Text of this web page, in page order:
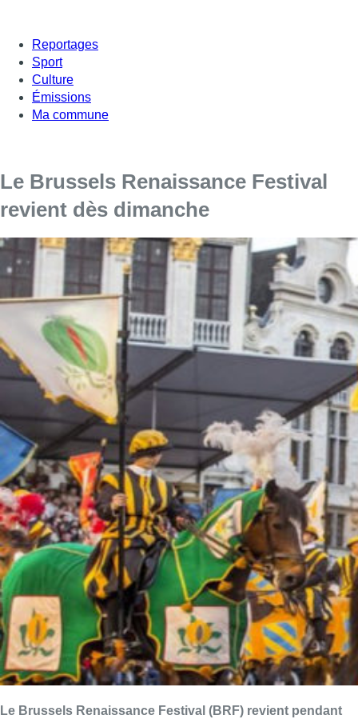
Reportages
Sport
Culture
Émissions
Ma commune
Le Brussels Renaissance Festival
revient dès dimanche
Le Brussels Renaissance Festival (BRF) revient pendant